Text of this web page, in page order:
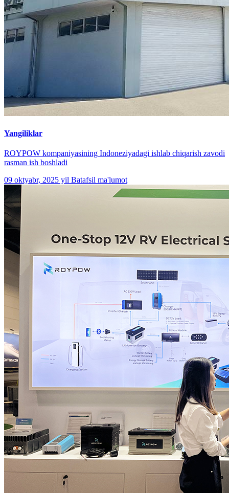
Yangiliklar
ROYPOW kompaniyasining Indoneziyadagi ishlab chiqarish zavodi
rasman ish boshladi
09 oktyabr, 2025 yil Batafsil ma'lumot